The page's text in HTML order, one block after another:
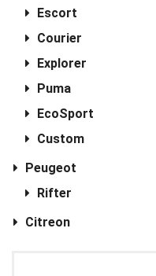
Escort
Courier
Explorer
Puma
EcoSport
Custom
Peugeot
Rifter
Citreon